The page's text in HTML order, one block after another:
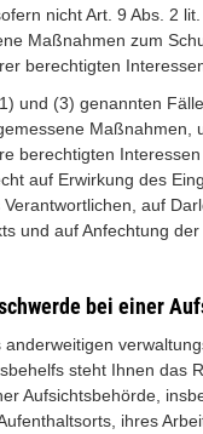
nicht Art. 9 Abs. 2
Maßnahmen zum
berechtigten
und (3) genannten
Maßnahmen,
berechtigten
auf Erwirkung des
auf
und auf Anfechtung
bei einer
anderweitigen
steht Ihnen das
Aufsichtsbehörde,
ihres